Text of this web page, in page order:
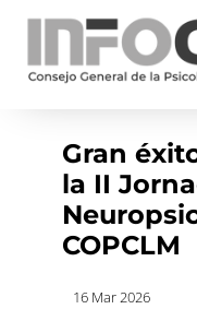
Gran
la II
COPCLM
16 Mar 2026